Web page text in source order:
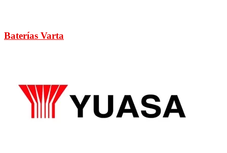
Baterías Varta